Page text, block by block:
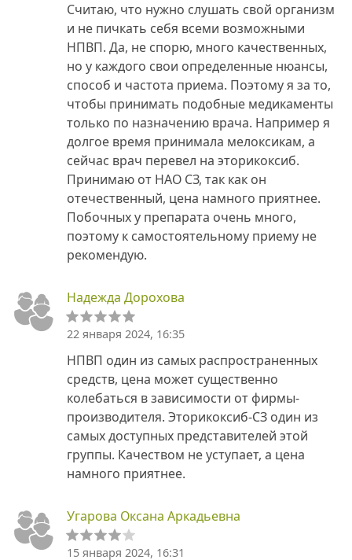
Считаю, что нужно слушать свой организм
и не пичкать себя всеми возможными
НПВП. Да, не спорю, много качественных,
но у каждого свои определенные нюансы,
способ и частота приема. Поэтому я за то,
чтобы принимать подобные медикаменты
только по назначению врача. Например я
долгое время принимала мелоксикам, а
сейчас врач перевел на эторикоксиб.
Принимаю от НАО СЗ, так как он
отечественный, цена намного приятнее.
Побочных у препарата очень много,
поэтому к самостоятельному приему не
рекомендую.
Надежда Дорохова
22 января 2024, 16:35
НПВП один из самых распространенных
средств, цена может существенно
колебаться в зависимости от фирмы-
производителя. Эторикоксиб-СЗ один из
самых доступных представителей этой
группы. Качеством не уступает, а цена
намного приятнее.
Угарова Оксана Аркадьевна
15 января 2024, 16:31